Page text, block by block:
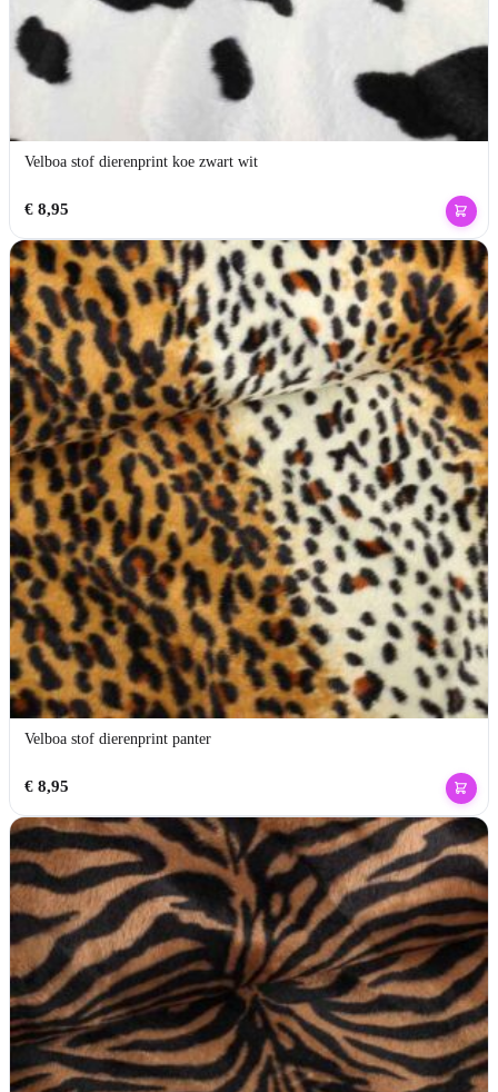
Velboa stof dierenprint koe zwart wit
€8,95
Velboa stof dierenprint panter
€8,95